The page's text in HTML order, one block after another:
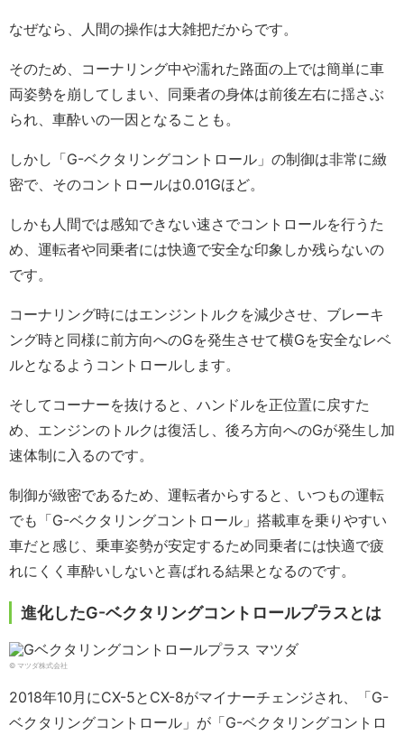
なぜなら、人間の操作は大雑把だからです。
そのため、コーナリング中や濡れた路面の上では簡単に車
両姿勢を崩してしまい、同乗者の身体は前後左右に揺さぶ
られ、車酔いの一因となることも。
しかし「G-ベクタリングコントロール」の制御は非常に緻
密で、そのコントロールは0.01Gほど。
しかも人間では感知できない速さでコントロールを行うた
め、運転者や同乗者には快適で安全な印象しか残らないの
です。
コーナリング時にはエンジントルクを減少させ、ブレーキ
ング時と同様に前方向へのGを発生させて横Gを安全なレベ
ルとなるようコントロールします。
そしてコーナーを抜けると、ハンドルを正位置に戻すた
め、エンジンのトルクは復活し、後ろ方向へのGが発生し加
速体制に入るのです。
制御が緻密であるため、運転者からすると、いつもの運転
でも「G-ベクタリングコントロール」搭載車を乗りやすい
車だと感じ、乗車姿勢が安定するため同乗者には快適で疲
れにくく車酔いしないと喜ばれる結果となるのです。
進化したG-ベクタリングコントロールプラスとは
© マツダ株式会社
2018年10月にCX-5とCX-8がマイナーチェンジされ、「G-
ベクタリングコントロール」が「G-ベクタリングコントロ